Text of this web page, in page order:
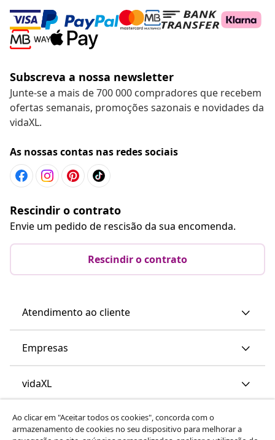
Subscreva a nossa newsletter
Junte-se a mais de 700 000 compradores que recebem
ofertas semanais, promoções sazonais e novidades da
vidaXL.
As nossas contas nas redes sociais
Rescindir o contrato
Envie um pedido de rescisão da sua encomenda.
Rescindir o contrato
Atendimento ao cliente
Empresas
vidaXL
Descubra mais
Ao clicar em "Aceitar todos os cookies", concorda com o
armazenamento de cookies no seu dispositivo para melhorar a